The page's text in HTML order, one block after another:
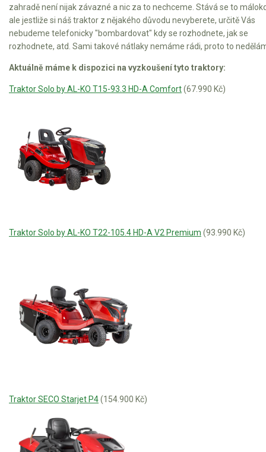
zahradě není nijak závazné a nic za to nechceme. Stává se to
ale jestliže si náš traktor z nějakého důvodu nevyberete, určitě Vás
nebudeme telefonicky "bombardovat" kdy se rozhodnete, jak se
rozhodnete, atd. Sami takové nátlaky nemáme rádi, proto to
Aktuálně máme k dispozici na vyzkoušení tyto traktory:
Traktor Solo by AL-KO T15-93.3 HD-A Comfort(67.990 Kč)
Traktor Solo by AL-KO T22-105.4 HD-A V2 Premium (93.990 Kč)
Traktor SECO Starjet P4(154.900 Kč)